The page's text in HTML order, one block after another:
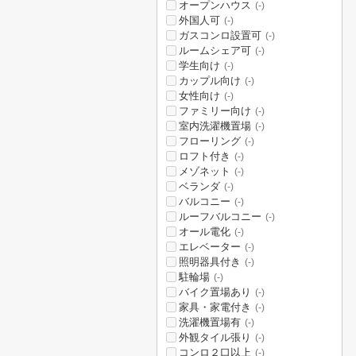
オープンハウス (-)
外国人可 (-)
ガスコンロ設置可 (-)
ルームシェア可 (-)
学生向け (-)
カップル向け (-)
女性向け (-)
ファミリー向け (-)
室内洗濯機置場 (-)
フローリング (-)
ロフト付き (-)
メゾネット (-)
ベランダ (-)
バルコニー (-)
ルーフバルコニー (-)
オール電化 (-)
エレベーター (-)
照明器具付き (-)
駐輪場 (-)
バイク置場あり (-)
家具・家電付き (-)
洗濯機置場有 (-)
外観タイル張り (-)
コンロ２口以上 (-)